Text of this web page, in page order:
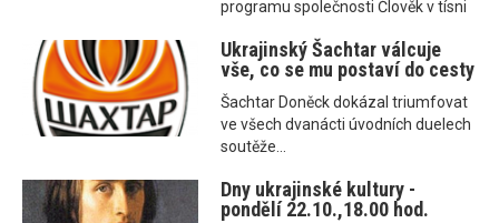
programu společnosti Člověk v tísni
Ukrajinský Šachtar válcuje
vše, co se mu postaví do cesty
Šachtar Doněck dokázal triumfovat
ve všech dvanácti úvodních duelech
soutěže...
Dny ukrajinské kultury -
pondělí 22.10.,18.00 hod.